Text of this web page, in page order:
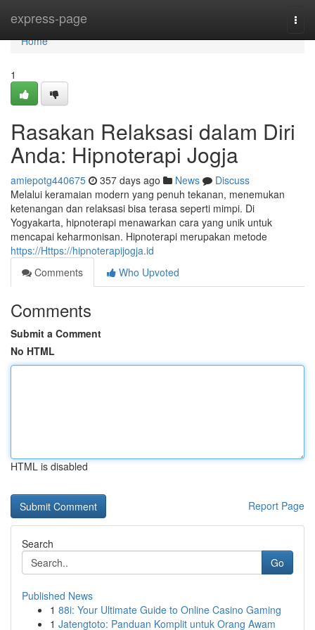
express-page
Home
Home
1
Rasakan Relaksasi dalam Diri
Anda: Hipnoterapi Jogja
amiepotg440675 357 days ago News
Discuss
Melalui keramaian modern yang penuh tekanan, menemukan
ketenangan dan relaksasi bisa terasa seperti mimpi. Di
Yogyakarta, hipnoterapi menawarkan cara yang unik untuk
mencapai keharmonisan. Hipnoterapi merupakan metode
https://Https://hipnoterapijogja.id
Comments
Who Upvoted
Comments
Submit a Comment
No HTML
HTML is disabled
Report Page
Search
Go
Published News
1 88i: Your Ultimate Guide to Online Casino Gaming
1 Jatengtoto: Panduan Komplit untuk Orang Awam